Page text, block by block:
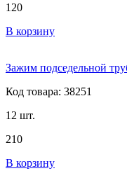
120
В корзину
Зажим подседельной
Код товара: 38251
12 шт.
210
В корзину